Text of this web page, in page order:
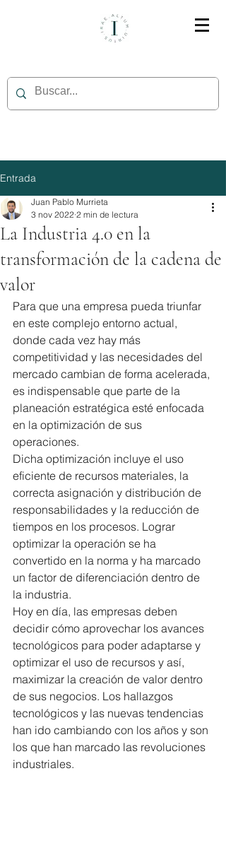
Entrada
La Industria 4.0 en la
transformación de la cadena de
valor
Juan Pablo Murrieta
3 nov 2022 2 min de lectura
Para que una empresa pueda triunfar
en este complejo entorno actual,
donde cada vez hay más
competitividad y las necesidades del
mercado cambian de forma acelerada,
es indispensable que parte de la
planeación estratégica esté enfocada
en la optimización de sus
operaciones.
Dicha optimización incluye el uso
eficiente de recursos materiales, la
correcta asignación y distribución de
responsabilidades y la reducción de
tiempos en los procesos. Lograr
optimizar la operación se ha
convertido en la norma y ha marcado
un factor de diferenciación dentro de
la industria.
Hoy en día, las empresas deben
decidir cómo aprovechar los avances
tecnológicos para poder adaptarse y
optimizar el uso de recursos y así,
maximizar la creación de valor dentro
de sus negocios. Los hallazgos
tecnológicos y las nuevas tendencias
han ido cambiando con los años y son
los que han marcado las revoluciones
industriales.